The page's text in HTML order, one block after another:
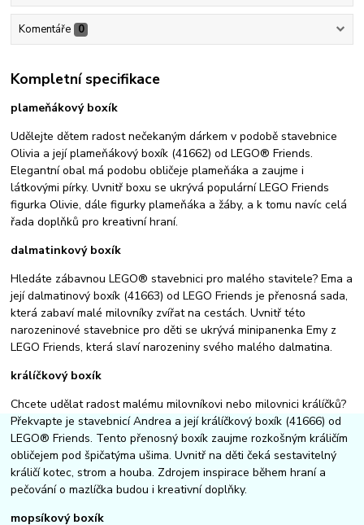
Komentáře 0
Kompletní specifikace
plameňákový boxík
Udělejte dětem radost nečekaným dárkem v podobě stavebnice
Olivia a její plameňákový boxík (41662) od LEGO® Friends.
Elegantní obal má podobu obličeje plameňáka a zaujme i
látkovými pírky. Uvnitř boxu se ukrývá populární LEGO Friends
figurka Olivie, dále figurky plameňáka a žáby, a k tomu navíc celá
řada doplňků pro kreativní hraní.
dalmatinkový boxík
Hledáte zábavnou LEGO® stavebnici pro malého stavitele? Ema a
její dalmatinový boxík (41663) od LEGO Friends je přenosná sada,
která zabaví malé milovníky zvířat na cestách. Uvnitř této
narozeninové stavebnice pro děti se ukrývá minipanenka Emy z
LEGO Friends, která slaví narozeniny svého malého dalmatina.
králíčkový boxík
Chcete udělat radost malému milovníkovi nebo milovnici králíčků?
Překvapte je stavebnicí Andrea a její králíčkový boxík (41666) od
LEGO® Friends. Tento přenosný boxík zaujme rozkošným králičím
obličejem pod špičatýma ušima. Uvnitř na děti čeká sestavitelný
králičí kotec, strom a houba. Zdrojem inspirace během hraní a
pečování o mazlíčka budou i kreativní doplňky.
mopsíkový boxík